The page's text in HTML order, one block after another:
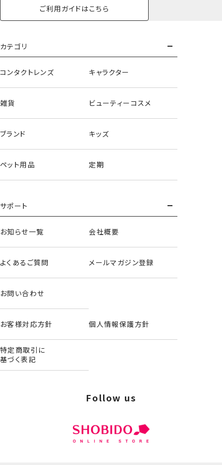
ポーチ&ハンドクリームセット＜ぞうくん＞
ポーチ&ハンドクリームセット＜ねこちゃん＞
ご利用ガイドはこちら
カテゴリ
コンタクトレンズ キャラクター
雑貨 ビューティーコスメ
ブランド キッズ
ペット用品 定期
サポート
お知らせ一覧 会社概要
よくあるご質問 メールマガジン登録
お問い合わせ
お客様対応方針 個人情報保護方針
特定商取引に
基づく表記
Follow us